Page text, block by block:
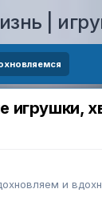
|
игрушки,
и